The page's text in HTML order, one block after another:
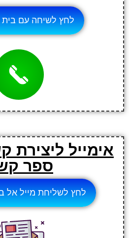
לחץ לשיחה עם בית
אימייל ליצירת
ספר
לחץ לשליחת מייל אל